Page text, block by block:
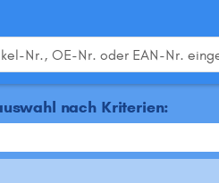
nach Kriterien: